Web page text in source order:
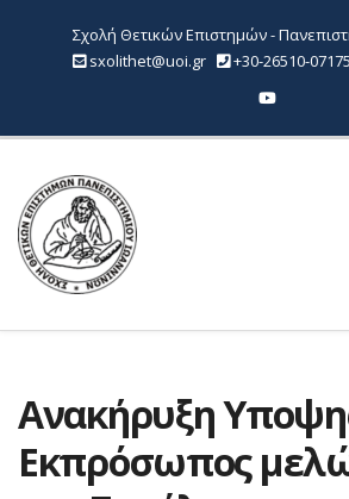
Σχολή Θετικών Επιστημών -
sxolithet@uoi.gr
+30-26510-07175
Ανακήρυξη
Εκπρόσωπος